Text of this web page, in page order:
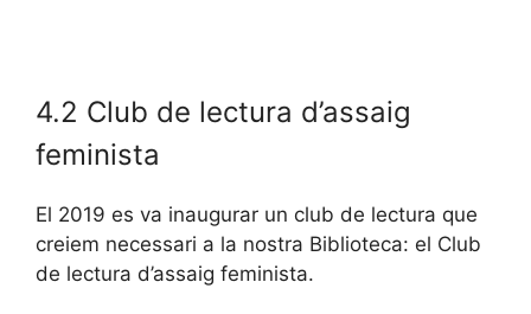
4.2 Club de lectura d’assaig
feminista
El 2019 es va inaugurar un club de lectura que
creiem necessari a la nostra Biblioteca: el Club
de lectura d’assaig feminista.